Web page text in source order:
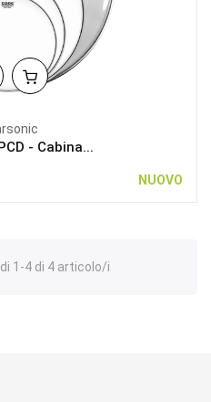
- Cabina...
NUOVO
1-4 di 4 articolo/i